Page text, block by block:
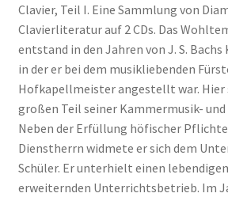
Clavier, Teil I. Eine Sammlung von
Clavierliteratur auf 2 CDs. Das
entstand in den Jahren von J. S.
in der er bei dem musikliebenden
Hofkapellmeister angestellt war. Hier
großen Teil seiner Kammermusik-
Neben der Erfüllung höfischer
Dienstherrn widmete er sich dem
Schüler. Er unterhielt einen
erweiternden Unterrichtsbetrieb. Im